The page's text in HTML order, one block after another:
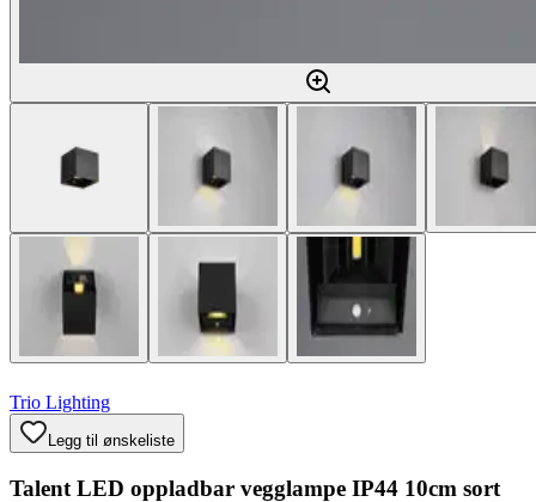
Trio Lighting
Legg til ønskeliste
Talent LED oppladbar vegglampe IP44 10cm sort